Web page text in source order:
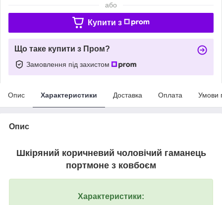
або
Купити з
Що таке купити з Пром?
Замовлення під захистом
Опис Характеристики Доставка Оплата Умови
Опис
Шкіряний коричневий чоловічий гаманець
портмоне з ковбоєм
Характеристики: